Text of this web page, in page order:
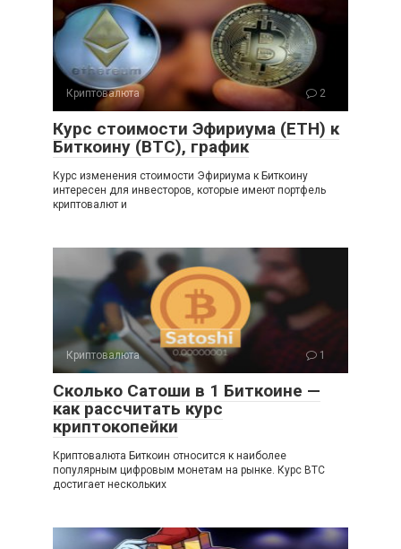
Криптовалюта 2
Курс стоимости Эфириума (ETH) к
Биткоину (BTC), график
Курс изменения стоимости Эфириума к Биткоину
интересен для инвесторов, которые имеют портфель
криптовалют и
Криптовалюта 1
Сколько Сатоши в 1 Биткоине —
как рассчитать курс
криптокопейки
Криптовалюта Биткоин относится к наиболее
популярным цифровым монетам на рынке. Курс BTC
достигает нескольких